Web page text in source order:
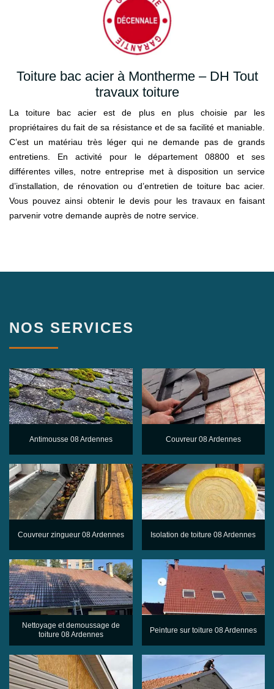
Toiture bac acier à Montherme – DH Tout
travaux toiture
La toiture bac acier est de plus en plus choisie par les
propriétaires du fait de sa résistance et de sa facilité et maniable.
C’est un matériau très léger qui ne demande pas de grands
entretiens. En activité pour le département 08800 et ses
différentes villes, notre entreprise met à disposition un service
d’installation, de rénovation ou d’entretien de toiture bac acier.
Vous pouvez ainsi obtenir le devis pour les travaux en faisant
parvenir votre demande auprès de notre service.
NOS SERVICES
Antimousse 08 Ardennes Couvreur 08 Ardennes
Couvreur zingueur 08 Ardennes Isolation de toiture 08 Ardennes
Nettoyage et demoussage de
toiture 08 Ardennes
Peinture sur toiture 08 Ardennes